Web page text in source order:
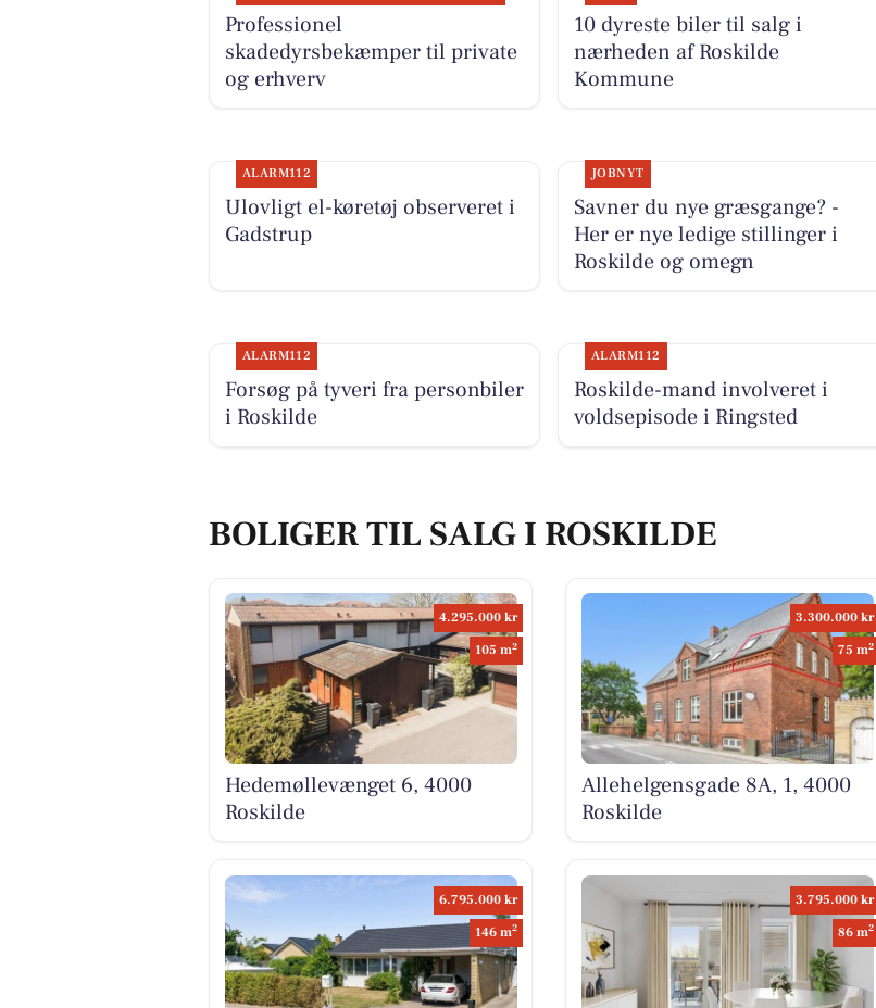
Professionel
skadedyrsbekæmper til private
og erhverv
10 dyreste biler til salg i
nærheden af Roskilde
Kommune
ALARM112
Ulovligt el-køretøj observeret i
Gadstrup
JOBNYT
Savner du nye græsgange? -
Her er nye ledige stillinger i
Roskilde og omegn
ALARM112
Forsøg på tyveri fra personbiler
i Roskilde
ALARM112
Roskilde-mand involveret i
voldsepisode i Ringsted
BOLIGER TIL SALG I ROSKILDE
4.295.000 kr
105 m2
Hedemøllevænget 6, 4000
Roskilde
3.300.000 kr
75 m2
Allehelgensgade 8A, 1, 4000
Roskilde
6.795.000 kr
146 m2
3.795.000 kr
86 m2